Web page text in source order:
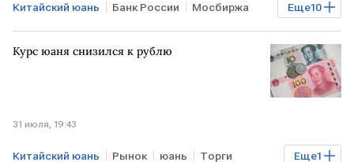
Еще10
Китайский юань Банк России Мосбиржа
МОСКВА КИТАЙ Рынок РФ
Курс юаня снизился к рублю
31 июля, 19:43
Еще1
Китайский юань Рынок юань Торги